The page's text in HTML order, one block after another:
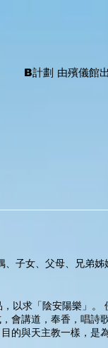
B計劃 由殯儀館
子女、父母、兄弟
以求「陰安陽樂」。
會講道，奉香，唱詩
的與天主教一樣，是